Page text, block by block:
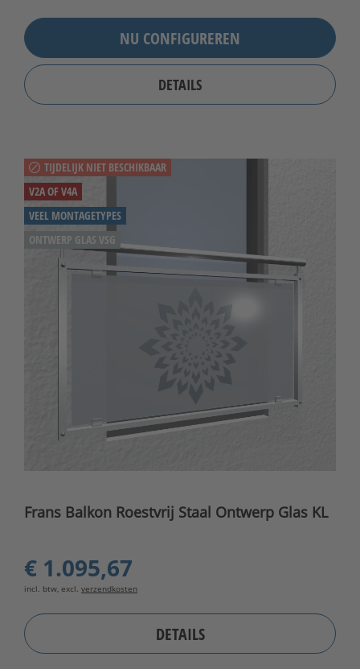
NU CONFIGUREREN
DETAILS
TIJDELIJK NIET BESCHIKBAAR
V2A OF V4A
VEEL MONTAGETYPES
ONTWERP GLAS VSG
Frans Balkon Roestvrij Staal Ontwerp Glas KL
€ 1.095,67
incl. btw, excl. verzendkosten
DETAILS